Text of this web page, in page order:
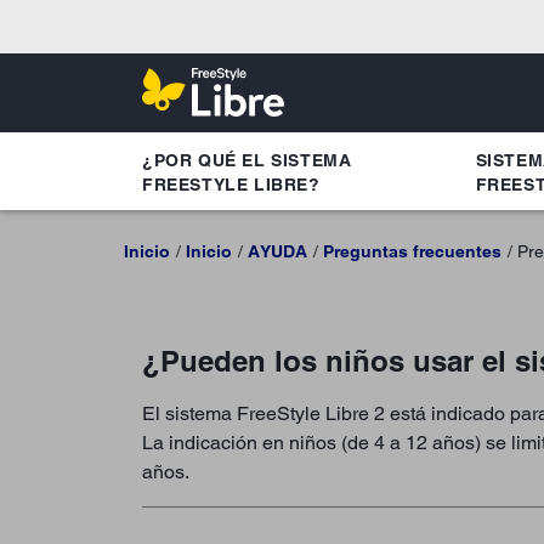
¿POR QUÉ EL SISTEMA
FREESTYLE LIBRE?
Inicio Inicio AYUDA Preguntas frecuentes
¿Pueden los niños usar el
El sistema FreeStyle Libre 2 está indicado
La indicación en niños (de 4 a 12 años) se
años.